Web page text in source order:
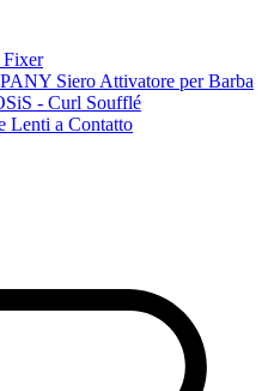
Siero Attivatore per Barba
- Curl Soufflé
Lenti a Contatto